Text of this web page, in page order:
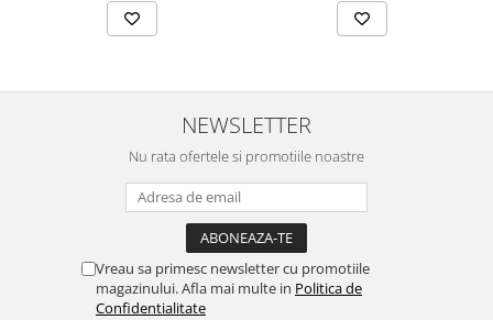
NEWSLETTER
Nu rata ofertele si promotiile noastre
Vreau sa primesc newsletter cu promotiile
magazinului. Afla mai multe in Politica de
Confidentialitate